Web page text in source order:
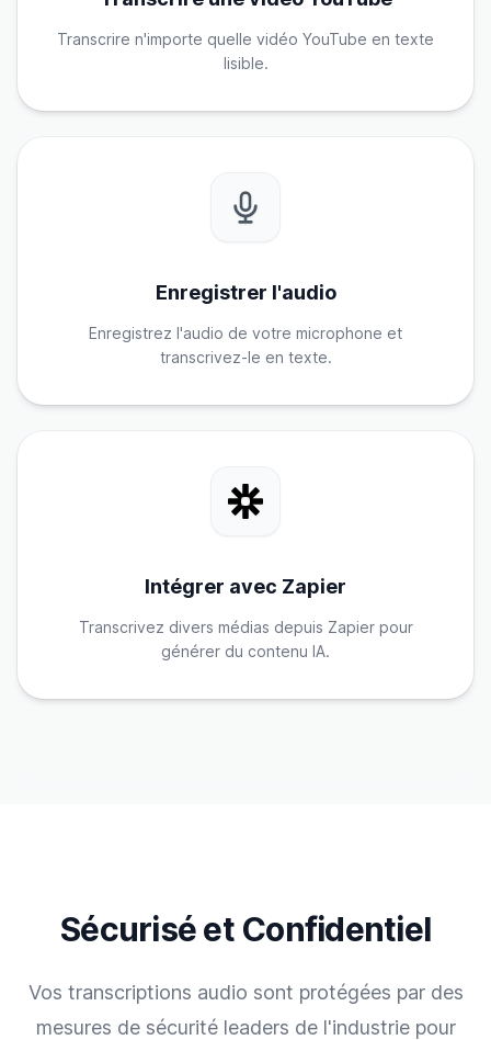
Transcrire n'importe quelle vidéo YouTube en texte
lisible.
Enregistrer l'audio
Enregistrez l'audio de votre microphone et
transcrivez-le en texte.
Intégrer avec Zapier
Transcrivez divers médias depuis Zapier pour
générer du contenu IA.
Sécurisé et Confidentiel
Vos transcriptions audio sont protégées par des
mesures de sécurité leaders de l'industrie pour